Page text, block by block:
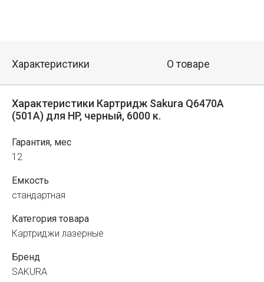
Характеристики О товаре
Характеристики Картридж Sakura Q6470A
(501A) для HP, черный, 6000 к.
Гарантия, мес
12
Емкость
стандартная
Категория товара
Картриджи лазерные
Бренд
SAKURA